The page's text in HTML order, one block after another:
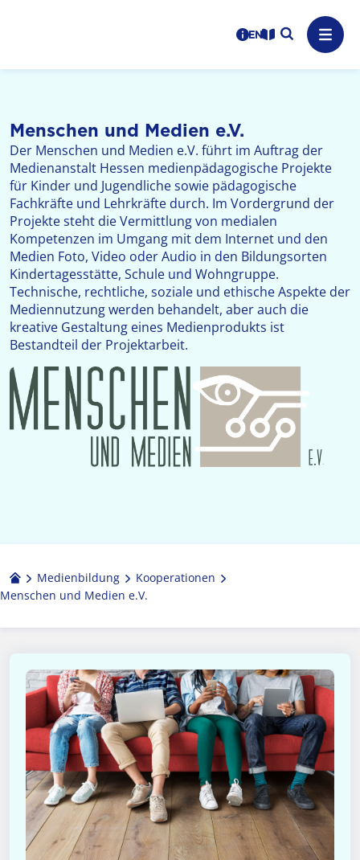
Logo: LPR Medienanstalt Hessen, Claim: Medien,
Benutzerhinweise
informations in
Leichte Sprache
Suche
Menschen und Medien e.V.
Der Menschen und Medien e.V. führt im Auftrag der
Medienanstalt Hessen medienpädagogische Projekte
für Kinder und Jugendliche sowie pädagogische
Fachkräfte und Lehrkräfte durch. Im Vordergrund der
Projekte steht die Vermittlung von medialen
Kompetenzen im Umgang mit dem Internet und den
Medien Foto, Video oder Audio in den Bildungsorten
Kindertagesstätte, Schule und Wohngruppe.
Technische, rechtliche, soziale und ethische Aspekte der
Mediennutzung werden behandelt, aber auch die
kreative Gestaltung eines Medienprodukts ist
Bestandteil der Projektarbeit.
Medienbildung
Kooperationen
Menschen und Medien e.V.